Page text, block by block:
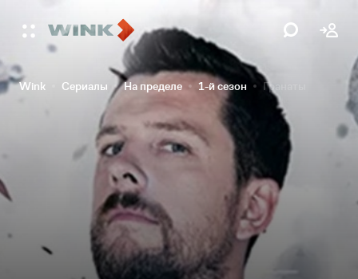
Wink Сериалы На пределе 1-й сезон Гранаты